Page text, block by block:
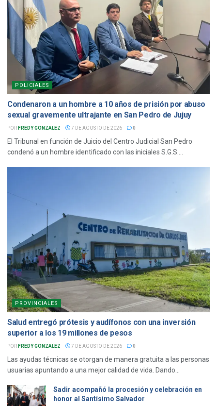
POLICIALES
Condenaron a un hombre a 10 años de prisión por abuso
sexual gravemente ultrajante en San Pedro de Jujuy
POR FREDY GONZALEZ 7 DE AGOSTO DE 2026 0
El Tribunal en función de Juicio del Centro Judicial San Pedro
condenó a un hombre identificado con las iniciales S.G.S....
PROVINCIALES
Salud entregó prótesis y audífonos con una inversión
superior a los 19 millones de pesos
POR FREDY GONZALEZ 7 DE AGOSTO DE 2026 0
Las ayudas técnicas se otorgan de manera gratuita a las personas
usuarias apuntando a una mejor calidad de vida. Dando...
Sadir acompañó la procesión y celebración en
honor al Santísimo Salvador